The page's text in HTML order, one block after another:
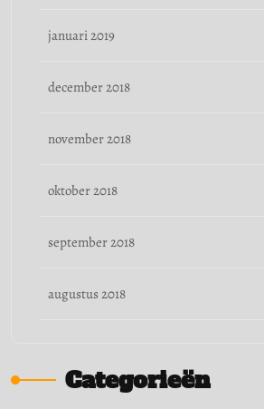
januari 2019
december 2018
november 2018
oktober 2018
september 2018
augustus 2018
Categorieën